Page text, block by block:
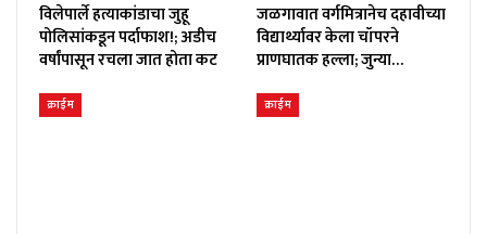
विलेपार्ले हत्याकांडाचा जुहू
पोलिसांकडून पर्दाफाश!; अडीच
वर्षांपासून रचला जात होता कट
जळगावात वर्गमित्रानेच दहावीच्या
विद्यार्थ्यावर केला चॉपरने
प्राणघातक हल्ला; जुन्या…
क्राईम क्राईम